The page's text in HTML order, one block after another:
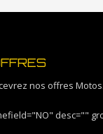
nos offres Motos.
desc=""